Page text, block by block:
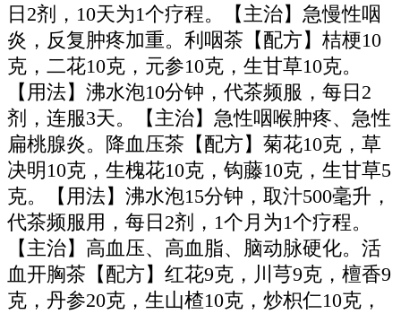
日2剂，10天为1个疗程。【主治】急慢性咽
炎，反复肿疼加重。利咽茶【配方】桔梗10
克，二花10克，元参10克，生甘草10克。
【用法】沸水泡10分钟，代茶频服，每日2
剂，连服3天。【主治】急性咽喉肿疼、急性
扁桃腺炎。降血压茶【配方】菊花10克，草
决明10克，生槐花10克，钩藤10克，生甘草5
克。【用法】沸水泡15分钟，取汁500毫升，
代茶频服用，每日2剂，1个月为1个疗程。
【主治】高血压、高血脂、脑动脉硬化。活
血开胸茶【配方】红花9克，川芎9克，檀香9
克，丹参20克，生山楂10克，炒枳仁10克，